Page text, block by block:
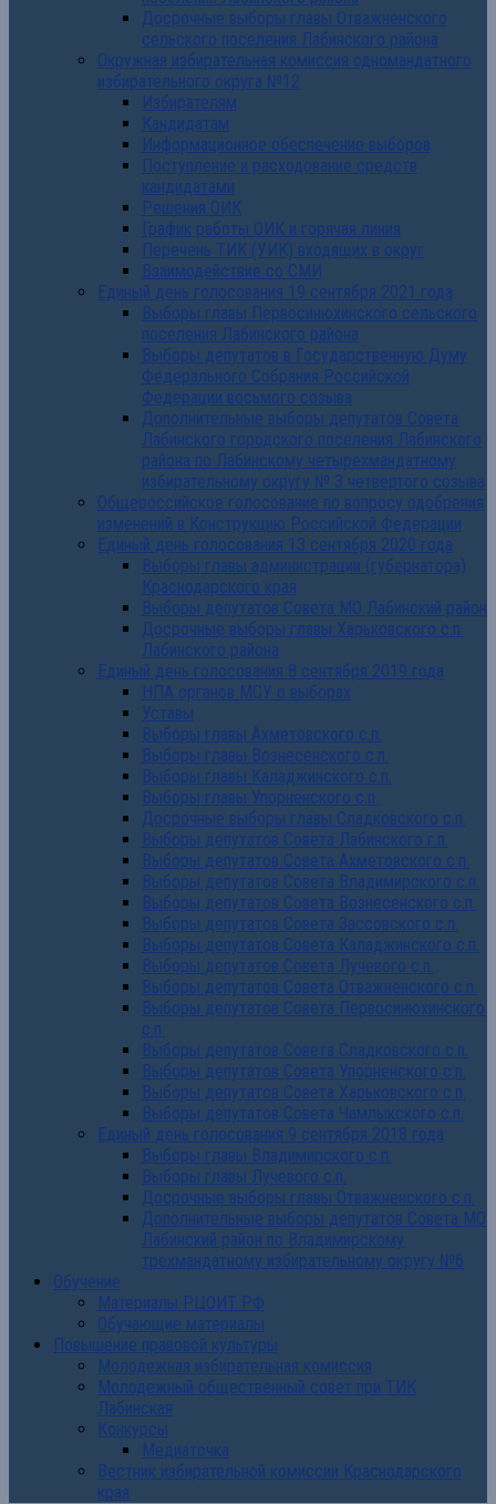
Досрочные выборы главы Отважненского
сельского поселения Лабинского района
Окружная избирательная комиссия одномандатного
избирательного округа №12
Избирателям
Кандидатам
Информационное обеспечение выборов
Поступление и расходование средств
кандидатами
Решения ОИК
График работы ОИК и горячая линия
Перечень ТИК (УИК) входящих в округ
Взаимодействие со СМИ
Единый день голосования 19 сентября 2021 года
Выборы главы Первосинюхинского сельского
поселения Лабинского района
Выборы депутатов в Государственную Думу
Федерального Собрания Российской
Федерации восьмого созыва
Дополнительные выборы депутатов Совета
Лабинского городского поселения Лабинского
района по Лабинскому четырехмандатному
избирательному округу № 3 четвертого созыва
Общероссийское голосование по вопросу одобрения
изменений в Конструкцию Российской Федерации
Единый день голосования 13 сентября 2020 года
Выборы главы администрации (губернатора)
Краснодарского края
Выборы депутатов Совета МО Лабинский район
Досрочные выборы главы Харьковского с.п.
Лабинского района
Единый день голосования 8 сентября 2019 года
НПА органов МСУ о выборах
Уставы
Выборы главы Ахметовского с.п.
Выборы главы Вознесенского с.п.
Выборы главы Каладжинского с.п.
Выборы главы Упорненского с.п.
Досрочные выборы главы Сладковского с.п.
Выборы депутатов Совета Лабинского г.п.
Выборы депутатов Совета Ахметовского с.п.
Выборы депутатов Совета Владимирского с.п.
Выборы депутатов Совета Вознесенского с.п.
Выборы депутатов Совета Зассовского с.п.
Выборы депутатов Совета Каладжинского с.п.
Выборы депутатов Совета Лучевого с.п.
Выборы депутатов Совета Отважненского с.п.
Выборы депутатов Совета Первосинюхинского
с.п.
Выборы депутатов Совета Сладковского с.п.
Выборы депутатов Совета Упорненского с.п.
Выборы депутатов Совета Харьковского с.п.
Выборы депутатов Совета Чамлыкского с.п.
Единый день голосования 9 сентября 2018 года
Выборы главы Владимирского с.п.
Выборы главы Лучевого с.п.
Досрочные выборы главы Отважненского с.п.
Дополнительные выборы депутатов Совета МО
Лабинский район по Владимирскому
трехмандатному избирательному округу №6
Обучение
Материалы РЦОИТ РФ
Обучающие материалы
Повышение правовой культуры
Молодежная избирательная комиссия
Молодежный общественный совет при ТИК
Лабинская
Конкурсы
Медиаточка
Вестник избирательной комиссии Краснодарского
края